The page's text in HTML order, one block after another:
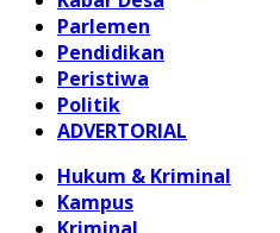
Parlemen
Pendidikan
Peristiwa
Politik
ADVERTORIAL
Hukum & Kriminal
Kampus